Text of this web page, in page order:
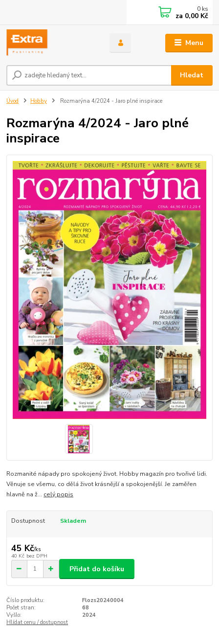
Menu
Hledat
0 ks
za 0,00 Kč
Úvod Hobby Rozmarýna 4/2024 - Jaro plné inspirace
Rozmarýna 4/2024 - Jaro plné
inspirace
Rozmanité nápady pro spokojený život. Hobby magazín pro tvořivé lidi.
Věnuje se všemu, co dělá život krásnější a spokojenější. Je zaměřen
hlavně na ž... celý popis
Dostupnost Skladem
45 Kč/ks
40 Kč bez DPH
Přidat do košíku
Číslo produktu:
Flozs20240004
Počet stran:
68
Vyšlo:
2024
Hlídat cenu / dostupnost